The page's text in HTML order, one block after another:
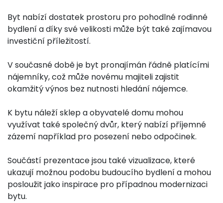
Byt nabízí dostatek prostoru pro pohodlné rodinné
bydlení a díky své velikosti může být také zajímavou
investiční příležitostí.
V současné době je byt pronajímán řádně platícími
nájemníky, což může novému majiteli zajistit
okamžitý výnos bez nutnosti hledání nájemce.
K bytu náleží sklep a obyvatelé domu mohou
využívat také společný dvůr, který nabízí příjemné
zázemí například pro posezení nebo odpočinek.
Součástí prezentace jsou také vizualizace, které
ukazují možnou podobu budoucího bydlení a mohou
posloužit jako inspirace pro případnou modernizaci
bytu.